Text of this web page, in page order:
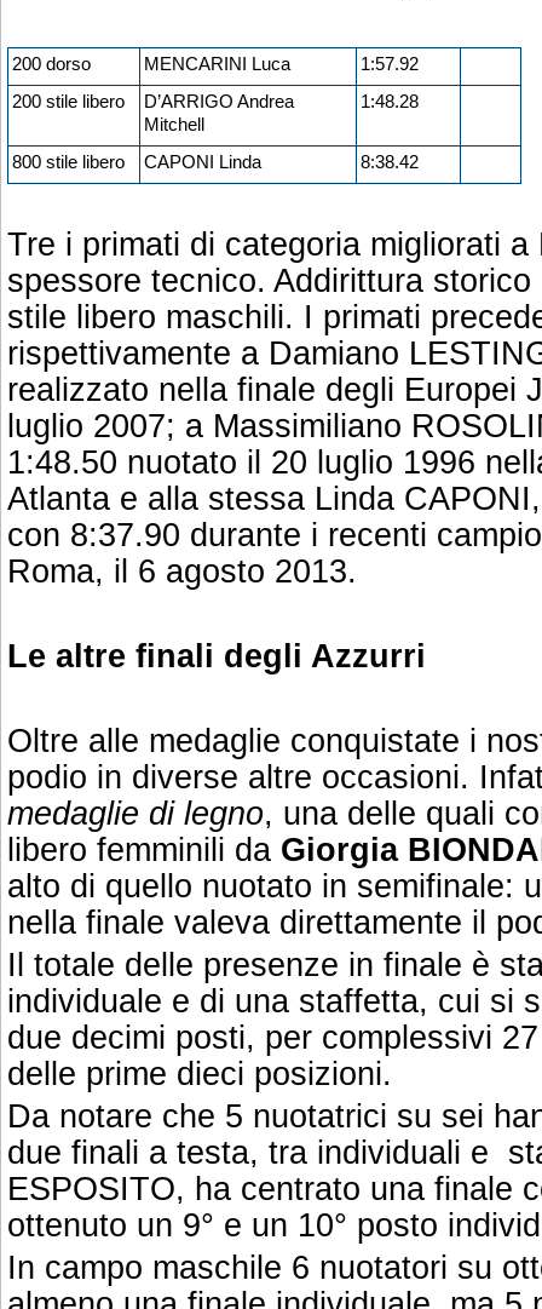
200 dorso MENCARINI Luca
1:57.92
200 stile libero
D’ARRIGO Andrea
Mitchell
1:48.28
800 stile libero CAPONI Linda 8:38.42
Tre i primati di categoria migliorati
spessore tecnico. Addirittura
stile libero maschili. I primati
rispettivamente a Damiano
realizzato nella finale degli Europei
luglio 2007; a Massimiliano
1:48.50 nuotato il 20 luglio 1996
Atlanta e alla stessa Linda
con 8:37.90 durante i recenti
Roma, il 6 agosto 2013.
Le altre finali degli Azzurri
Oltre alle medaglie conquistate i
podio in diverse altre occasioni.
medaglie di legno, una delle quali
libero femminili da Giorgia
alto di quello nuotato in semifinale:
nella finale valeva direttamente il
Il totale delle presenze in finale è
individuale e di una staffetta, cui si
due decimi posti, per complessivi
delle prime dieci posizioni.
Da notare che 5 nuotatrici su sei
due finali a testa, tra individuali e
ESPOSITO, ha centrato una finale
ottenuto un 9° e un 10° posto
In campo maschile 6 nuotatori su